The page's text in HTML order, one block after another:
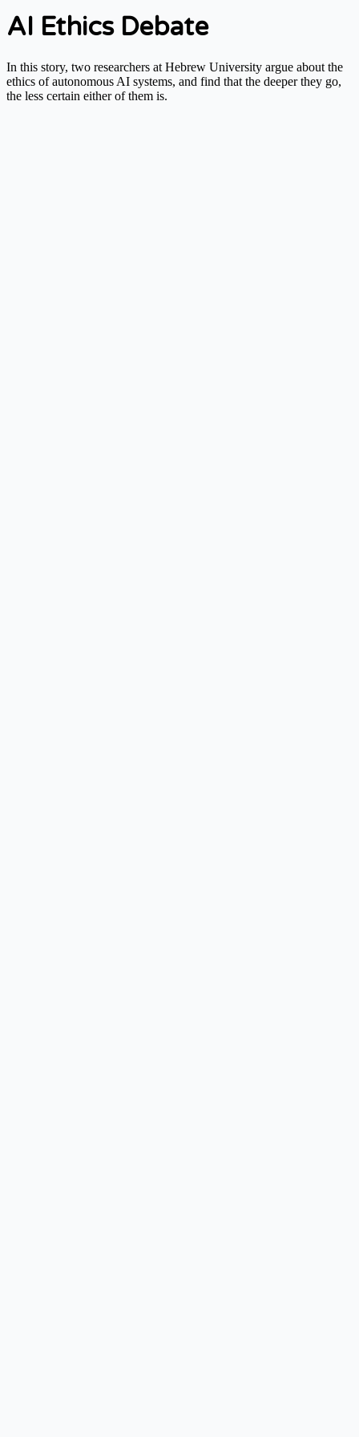
AI Ethics Debate
In this story, two researchers at Hebrew University argue about the
ethics of autonomous AI systems, and find that the deeper they go,
the less certain either of them is.